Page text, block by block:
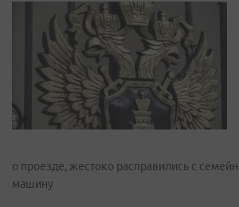
о проезде, жестоко расправились с
машину